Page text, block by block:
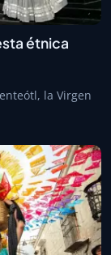
étnica
la Virgen